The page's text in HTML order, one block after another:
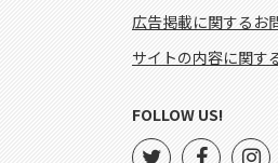
広告掲載に関するお
サイトの内容に関す
FOLLOW US!